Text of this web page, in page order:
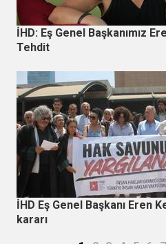
İHD: Eş Genel Başkanımız
Tehdit
İHD Eş Genel Başkanı Eren
kararı